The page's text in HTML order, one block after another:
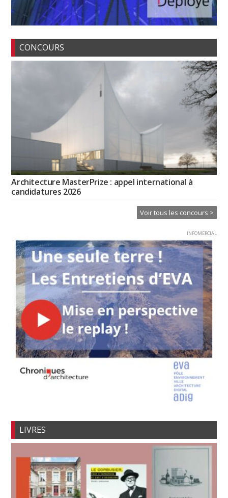
CONCOURS
Architecture MasterPrize : appel international à
candidatures 2026
Voir tous les concours >
INFOMERCIAL
LIVRES